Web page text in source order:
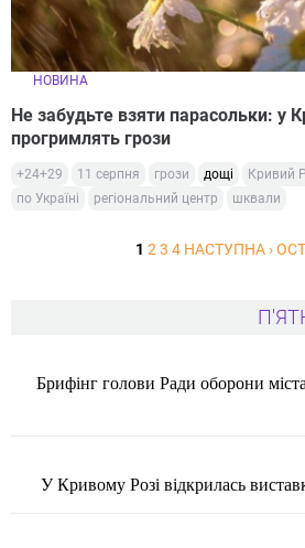
НОВИНА
Не забудьте взяти парасольки: у
прогримлять грози
+24+29 11 серпня грози дощі Кривий
по Україні
регіональний центр шквали
1 2 3 4 НАСТУПНА ›
Брифінг голови Ради оборони
У Кривому Розі відкрилась